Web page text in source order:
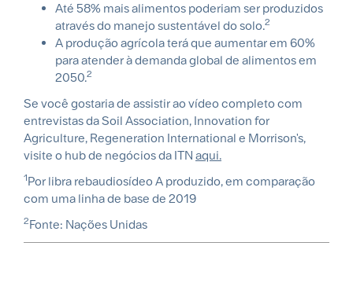
Até 58% mais alimentos poderiam ser produzidos
através do manejo sustentável do solo.2
A produção agrícola terá que aumentar em 60%
para atender à demanda global de alimentos em
2050.2
Se você gostaria de assistir ao vídeo completo com
entrevistas da Soil Association, Innovation for
Agriculture, Regeneration International e Morrison's,
visite o hub de negócios da ITN aqui.
1Por libra rebaudiosídeo A produzido, em comparação
com uma linha de base de 2019
2Fonte: Nações Unidas